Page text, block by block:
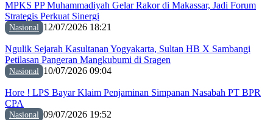
MPKS PP Muhammadiyah Gelar Rakor di Makassar, Jadi Forum
Strategis Perkuat Sinergi
Nasional 12/07/2026 18:21
Ngulik Sejarah Kasultanan Yogyakarta, Sultan HB X Sambangi
Petilasan Pangeran Mangkubumi di Sragen
Nasional 10/07/2026 09:04
Hore ! LPS Bayar Klaim Penjaminan Simpanan Nasabah PT BPR
CPA
Nasional 09/07/2026 19:52